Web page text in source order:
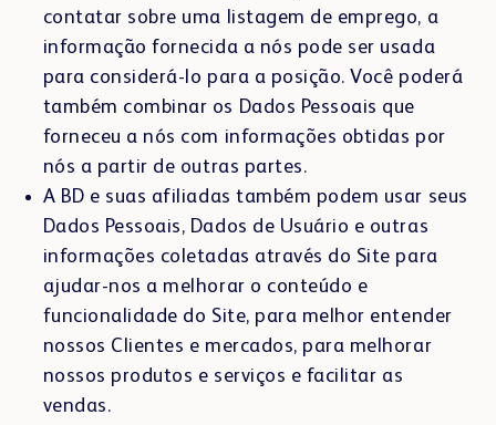
contatar sobre uma listagem de emprego, a
informação fornecida a nós pode ser usada
para considerá-lo para a posição. Você poderá
também combinar os Dados Pessoais que
forneceu a nós com informações obtidas por
nós a partir de outras partes.
A BD e suas afiliadas também podem usar seus
Dados Pessoais, Dados de Usuário e outras
informações coletadas através do Site para
ajudar-nos a melhorar o conteúdo e
funcionalidade do Site, para melhor entender
nossos Clientes e mercados, para melhorar
nossos produtos e serviços e facilitar as
vendas.